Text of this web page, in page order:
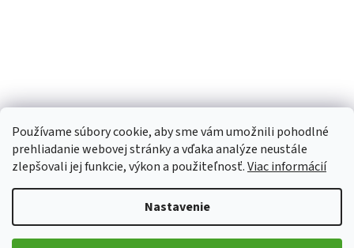
Používame súbory cookie, aby sme vám umožnili pohodlné
prehliadanie webovej stránky a vďaka analýze neustále
zlepšovali jej funkcie, výkon a použiteľnosť.Viac informácií
Nastavenie